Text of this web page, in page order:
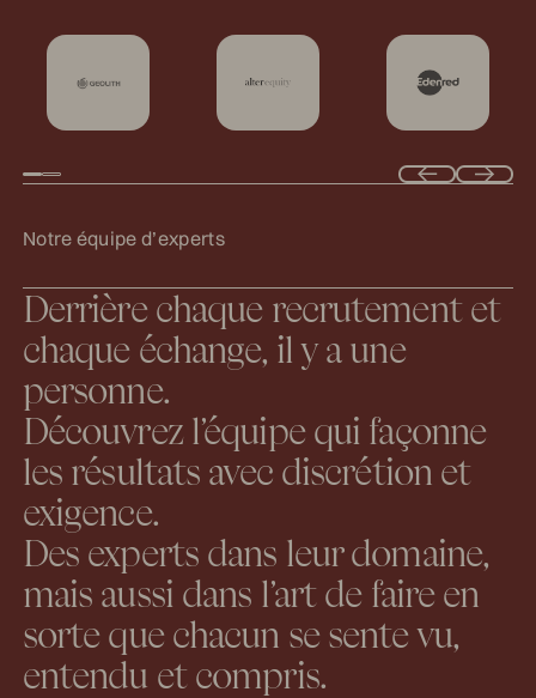
PreviousNext
Notre équipe d’experts
Derrière chaque recrutement et
chaque échange, il y a une
personne.
Découvrez l’équipe qui façonne
les résultats avec discrétion et
exigence.
Des experts dans leur domaine,
mais aussi dans l’art de faire en
sorte que chacun se sente vu,
entendu et compris.